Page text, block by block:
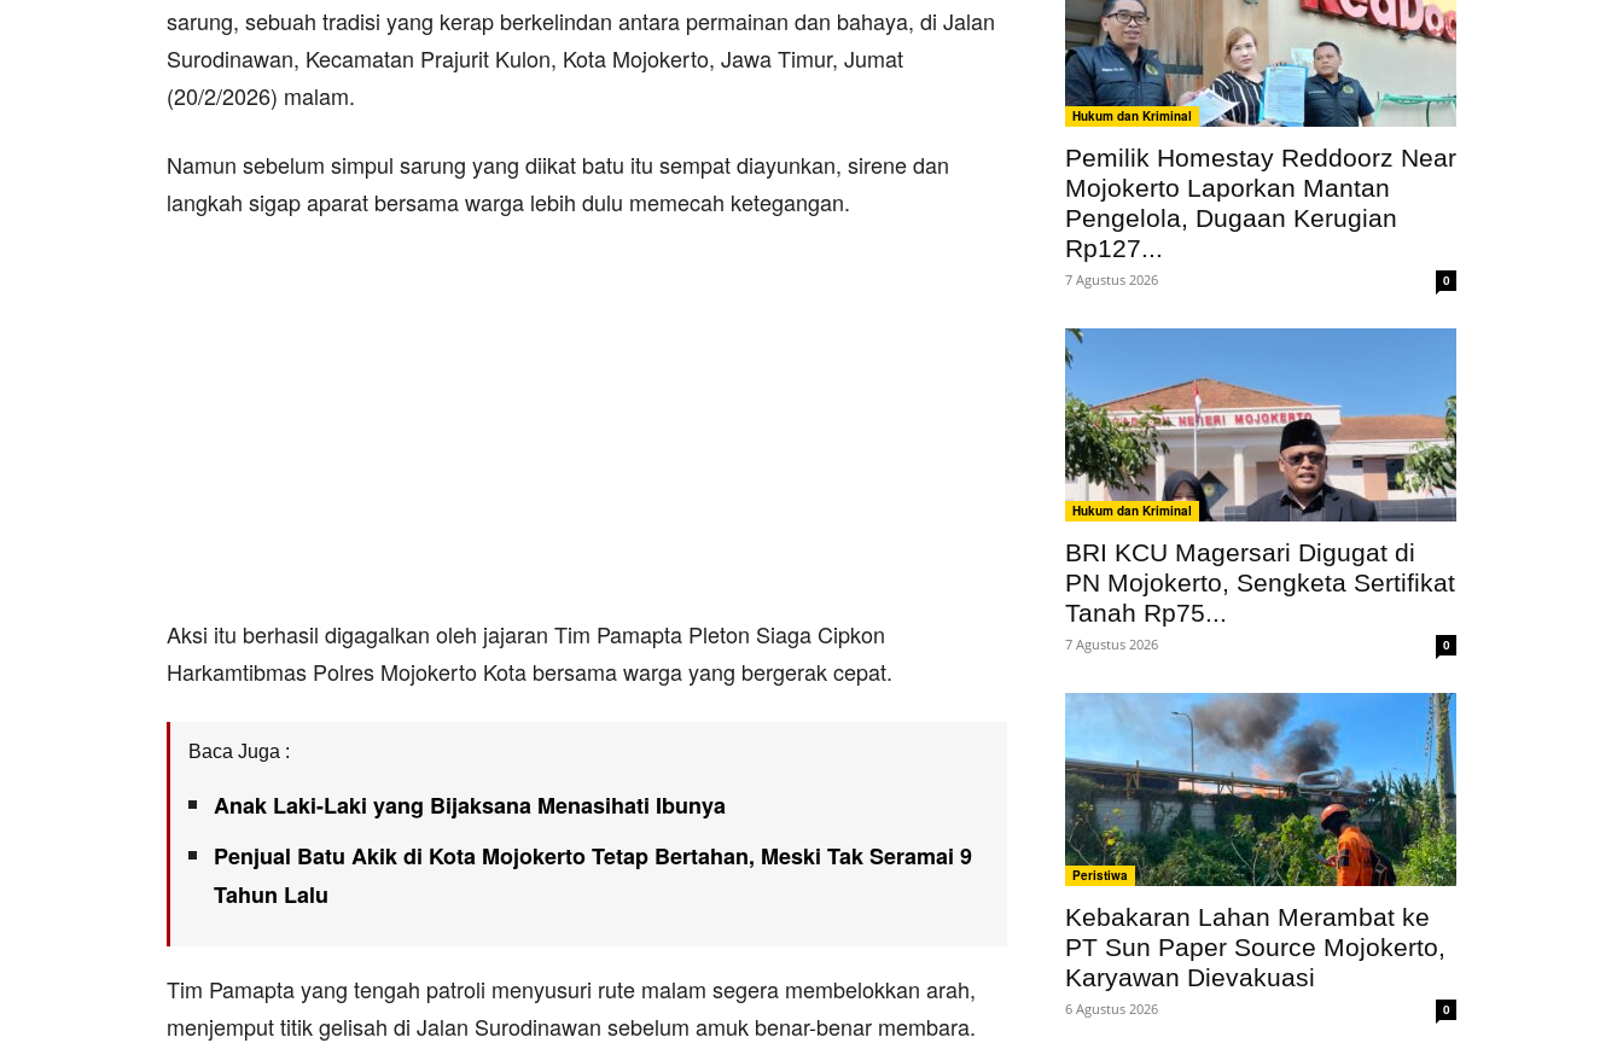
sarung, sebuah tradisi yang kerap berkelindan antara permainan dan bahaya, di Jalan
Surodinawan, Kecamatan Prajurit Kulon, Kota Mojokerto, Jawa Timur, Jumat
(20/2/2026) malam.
Namun sebelum simpul sarung yang diikat batu itu sempat diayunkan, sirene dan
langkah sigap aparat bersama warga lebih dulu memecah ketegangan.
Aksi itu berhasil digagalkan oleh jajaran Tim Pamapta Pleton Siaga Cipkon
Harkamtibmas Polres Mojokerto Kota bersama warga yang bergerak cepat.
Baca Juga :
Anak Laki-Laki yang Bijaksana Menasihati Ibunya
Penjual Batu Akik di Kota Mojokerto Tetap Bertahan, Meski Tak Seramai 9
Tahun Lalu
Tim Pamapta yang tengah patroli menyusuri rute malam segera membelokkan arah,
menjemput titik gelisah di Jalan Surodinawan sebelum amuk benar-benar membara.
Hukum dan Kriminal
Pemilik Homestay Reddoorz Near
Mojokerto Laporkan Mantan
Pengelola, Dugaan Kerugian
Rp127...
7 Agustus 2026 0
Hukum dan Kriminal
BRI KCU Magersari Digugat di
PN Mojokerto, Sengketa Sertifikat
Tanah Rp75...
7 Agustus 2026 0
Peristiwa
Kebakaran Lahan Merambat ke
PT Sun Paper Source Mojokerto,
Karyawan Dievakuasi
6 Agustus 2026 0